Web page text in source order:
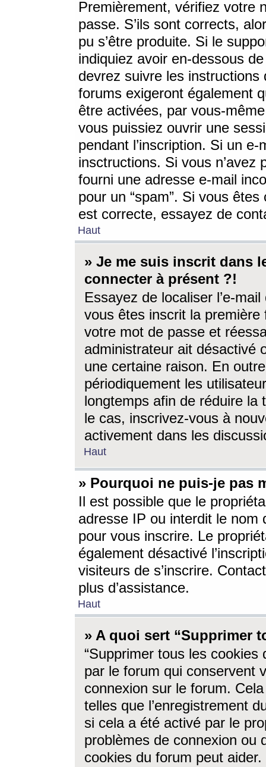
Premièrement, vérifiez votre
passe. S’ils sont corrects,
pu s’être produite. Si le
indiquiez avoir en-dessous
devrez suivre les
forums exigeront également
être activées, par vous-
vous puissiez ouvrir une
pendant l’inscription. Si un
insctructions. Si vous n’avez
fourni une adresse e-mail
pour un “spam”. Si vous
est correcte, essayez de
Haut
» Je me suis inscrit dans
connecter à présent ?!
Essayez de localiser l’e-
vous êtes inscrit la première
votre mot de passe et
administrateur ait désactivé
une certaine raison. En
périodiquement les
longtemps afin de réduire la
le cas, inscrivez-vous à
activement dans les
Haut
» Pourquoi ne puis-je pas
Il est possible que le
adresse IP ou interdit le nom
pour vous inscrire. Le
également désactivé
visiteurs de s’inscrire.
plus d’assistance.
Haut
» A quoi sert “Supprimer
“Supprimer tous les cookies
par le forum qui conservent
connexion sur le forum.
telles que l’enregistrement
si cela a été activé par le
problèmes de connexion ou
cookies du forum peut aider.